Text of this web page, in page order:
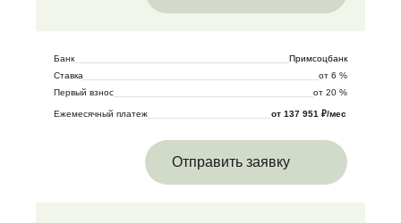
Банк
Примсоцбанк
Ставка
от 6 %
Первый взнос
от 20 %
Ежемесячный платеж от 137 951 ₽/мес
Отправить заявку